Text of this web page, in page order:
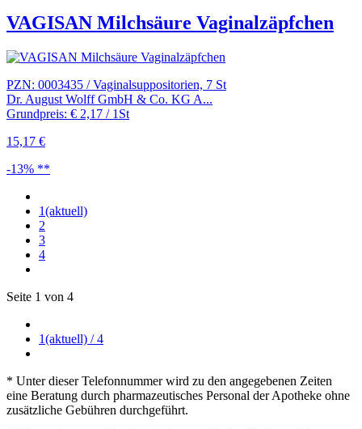
VAGISAN Milchsäure Vaginalzäpfchen
PZN: 0003435 / Vaginalsuppositorien, 7 St
Dr. August Wolff GmbH & Co. KG A...
Grundpreis: € 2,17 / 1St
15,17 €
-13% **
1(aktuell)
2
3
4
Seite 1 von 4
1(aktuell) / 4
* Unter dieser Telefonnummer wird zu den angegebenen Zeiten
eine Beratung durch pharmazeutisches Personal der Apotheke ohne
zusätzliche Gebühren durchgeführt.